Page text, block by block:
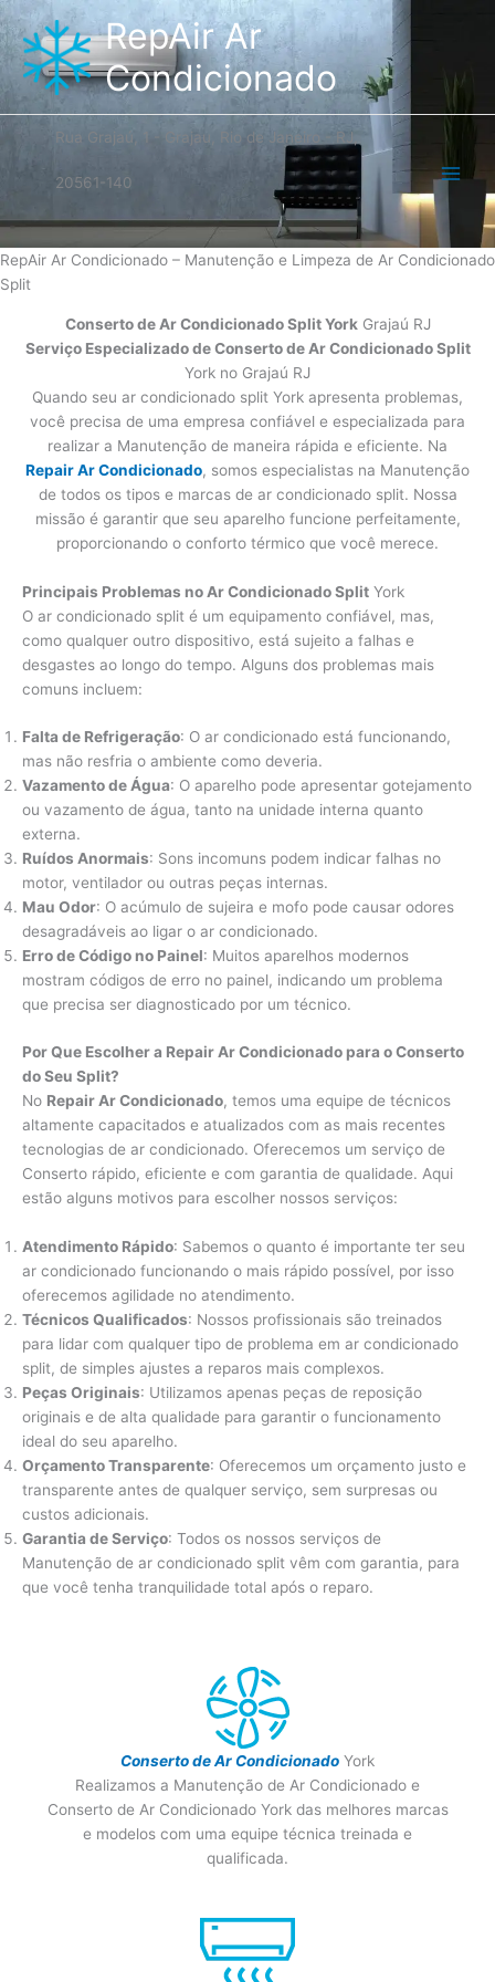
Ir
para
o
conteúdo
RepAir Ar
Condicionado
Rua Grajaú, 1 - Grajau, Rio de Janeiro - RJ,
20561-140
RepAir Ar Condicionado – Manutenção e Limpeza de Ar Condicionado
Split
Conserto de Ar Condicionado Split YorkGrajaú RJ
Serviço Especializado de Conserto de Ar Condicionado Split
York no Grajaú RJ
Quando seu ar condicionado split York apresenta problemas,
você precisa de uma empresa confiável e especializada para
realizar a Manutenção de maneira rápida e eficiente. Na
Repair Ar Condicionado, somos especialistas na Manutenção
de todos os tipos e marcas de ar condicionado split. Nossa
missão é garantir que seu aparelho funcione perfeitamente,
proporcionando o conforto térmico que você merece.
Principais Problemas no Ar Condicionado Split York
O ar condicionado split é um equipamento confiável, mas,
como qualquer outro dispositivo, está sujeito a falhas e
desgastes ao longo do tempo. Alguns dos problemas mais
comuns incluem:
Falta de Refrigeração: O ar condicionado está funcionando,
mas não resfria o ambiente como deveria.
Vazamento de Água: O aparelho pode apresentar gotejamento
ou vazamento de água, tanto na unidade interna quanto
externa.
Ruídos Anormais: Sons incomuns podem indicar falhas no
motor, ventilador ou outras peças internas.
Mau Odor: O acúmulo de sujeira e mofo pode causar odores
desagradáveis ao ligar o ar condicionado.
Erro de Código no Painel: Muitos aparelhos modernos
mostram códigos de erro no painel, indicando um problema
que precisa ser diagnosticado por um técnico.
Por Que Escolher a Repair Ar Condicionado para o Conserto
do Seu Split?
No Repair Ar Condicionado, temos uma equipe de técnicos
altamente capacitados e atualizados com as mais recentes
tecnologias de ar condicionado. Oferecemos um serviço de
Conserto rápido, eficiente e com garantia de qualidade. Aqui
estão alguns motivos para escolher nossos serviços:
Atendimento Rápido: Sabemos o quanto é importante ter seu
ar condicionado funcionando o mais rápido possível, por isso
oferecemos agilidade no atendimento.
Técnicos Qualificados: Nossos profissionais são treinados
para lidar com qualquer tipo de problema em ar condicionado
split, de simples ajustes a reparos mais complexos.
Peças Originais: Utilizamos apenas peças de reposição
originais e de alta qualidade para garantir o funcionamento
ideal do seu aparelho.
Orçamento Transparente: Oferecemos um orçamento justo e
transparente antes de qualquer serviço, sem surpresas ou
custos adicionais.
Garantia de Serviço: Todos os nossos serviços de
Manutenção de ar condicionado split vêm com garantia, para
que você tenha tranquilidade total após o reparo.
Conserto de Ar Condicionado York
Realizamos a Manutenção de Ar Condicionado e
Conserto de Ar Condicionado York das melhores marcas
e modelos com uma equipe técnica treinada e
qualificada.